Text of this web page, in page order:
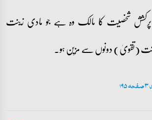
پرکشش شخصیت کا مالک وہ ہے جو مادی زینت
(تقویٰ) دونوں سے مزین ہو۔